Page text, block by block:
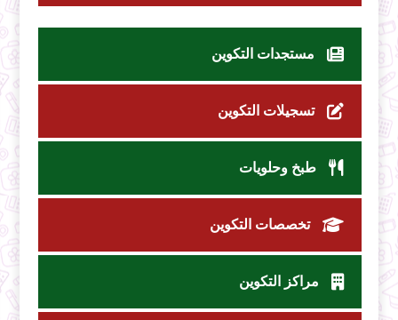
مستجدات التكوين
تسجيلات التكوين
طبخ وحلويات
تخصصات التكوين
مراكز التكوين